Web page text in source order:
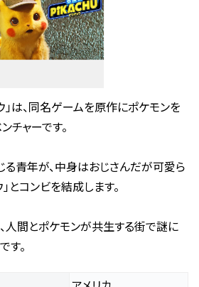
は、同名ゲームを原作にポケモンを
チャーです。
る青年が、中身はおじさんだが可愛ら
とコンビを結成します。
人間とポケモンが共生する街で謎に
す。